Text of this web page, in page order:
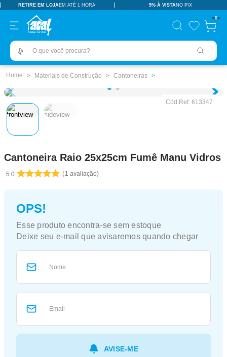
RETIRE EM LOJAEM ATÉ 1 HORA 5% À VISTANO PIX
0
O que você procura?
Materiais de Construção Cantoneiras
Cód.Ref: 613347
Cantoneira Raio 25x25cm Fumê Manu Vidros
5.0 1 avaliação
TERMOS MAIS BUSCADOS
pisos revestimentos
º ceramica
tinta
4
5º revestimento
8º chuveiro
9 º porta